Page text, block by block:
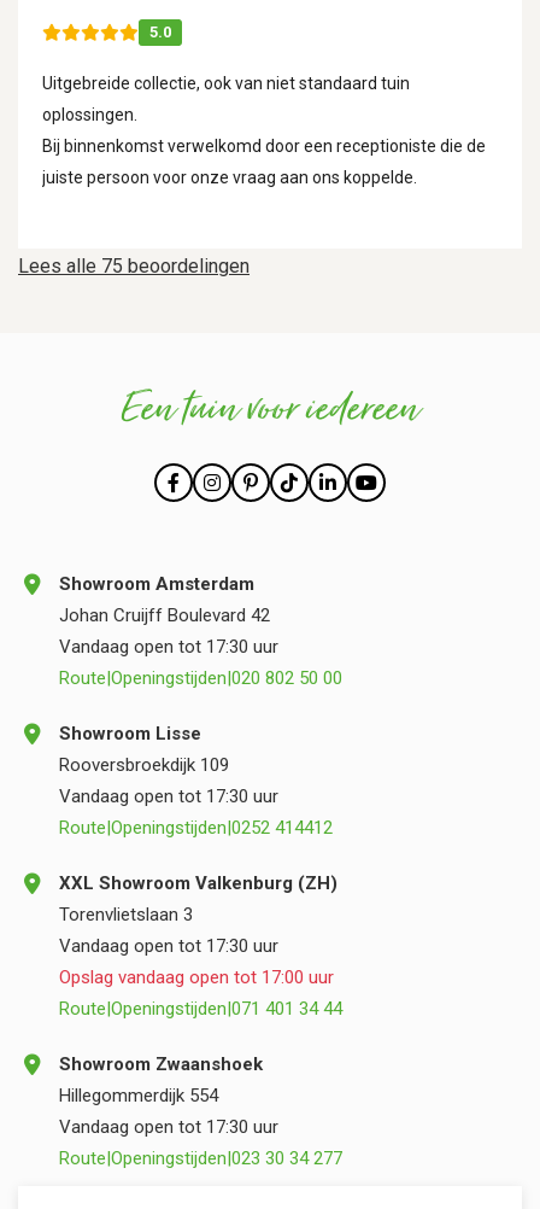
Lees alle 75 beoordelingen
5.0
Uitgebreide collectie, ook van niet standaard tuin
oplossingen.
Bij binnenkomst verwelkomd door een receptioniste die de
juiste persoon voor onze vraag aan ons koppelde.
Een tuin voor iedereen
Showroom Amsterdam
Johan Cruijff Boulevard 42
Vandaag open tot 17:30 uur
Route|Openingstijden|020 802 50 00
Showroom Lisse
Rooversbroekdijk 109
Vandaag open tot 17:30 uur
Route|Openingstijden|0252 414412
XXL Showroom Valkenburg (ZH)
Torenvlietslaan 3
Vandaag open tot 17:30 uur
Opslag vandaag open tot 17:00 uur
Route|Openingstijden|071 401 34 44
Showroom Zwaanshoek
Hillegommerdijk 554
Vandaag open tot 17:30 uur
Route|Openingstijden|023 30 34 277